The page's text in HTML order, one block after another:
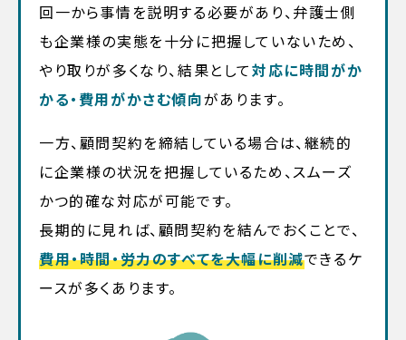
回一から事情を説明する必要があり、弁護士側
も企業様の実態を十分に把握していないため、
やり取りが多くなり、結果として対応に時間がか
かる・費用がかさむ傾向があります。
一方、顧問契約を締結している場合は、継続的
に企業様の状況を把握しているため、スムーズ
かつ的確な対応が可能です。
長期的に見れば、顧問契約を結んでおくことで、
費用・時間・労力のすべてを大幅に削減できるケ
ースが多くあります。